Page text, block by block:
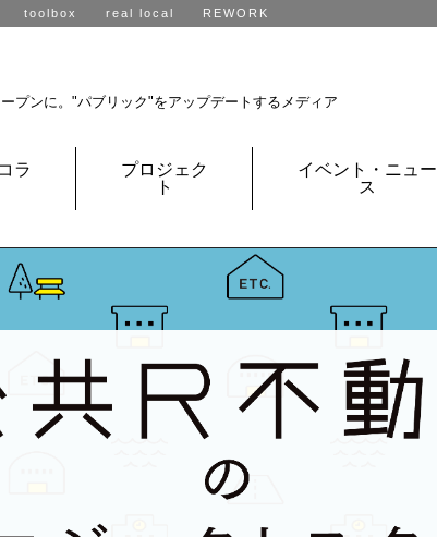
toolbox real local REWORK
不動産以外でも、いろいろやってます。
プンに。 "パブリック"をアップデートするメディア
ラ
プロジェク
ト
イベント・ニュー
ス